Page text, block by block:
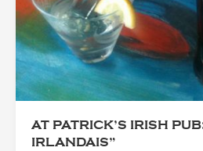
AT PATRICK’S IRISH
IRLANDAIS”